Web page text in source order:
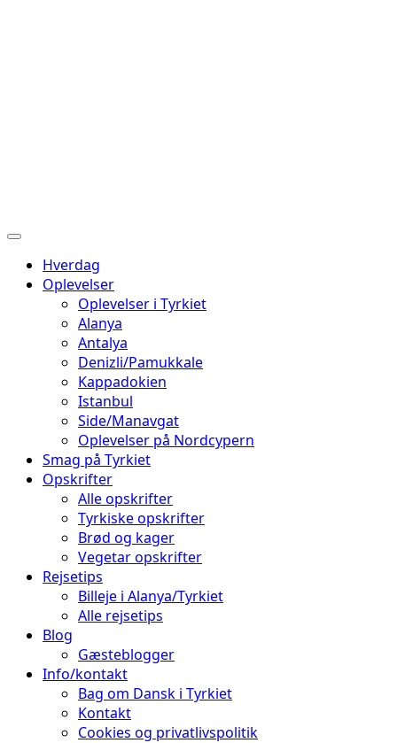
Hverdag
Oplevelser
Oplevelser i Tyrkiet
Alanya
Antalya
Denizli/Pamukkale
Kappadokien
Istanbul
Side/Manavgat
Oplevelser på Nordcypern
Smag på Tyrkiet
Opskrifter
Alle opskrifter
Tyrkiske opskrifter
Brød og kager
Vegetar opskrifter
Rejsetips
Billeje i Alanya/Tyrkiet
Alle rejsetips
Blog
Gæsteblogger
Info/kontakt
Bag om Dansk i Tyrkiet
Kontakt
Cookies og privatlivspolitik